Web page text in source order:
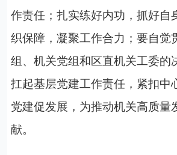
作责任；扎实练好内功，抓好自
织保障，凝聚工作合力；要自觉
组、机关党组和区直机关工委的
扛起基层党建工作责任，紧扣中
党建促发展，为推动机关高质量
献。